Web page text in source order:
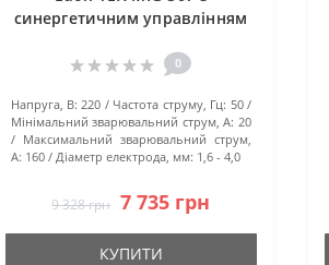
синергетичним управлінням
0
Напруга, В: 220 Частота струму, Гц: 50
Мінімальний зварювальний струм, А: 20
Максимальний зварювальний струм,
А: 160 Діаметр електрода, мм: 1,6 - 4,0
9 328 грн 7 735 грн
КУПИТИ